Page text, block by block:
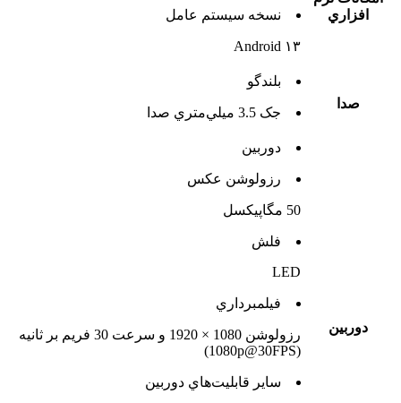
افزاري
نسخه سيستم عامل
Android ۱۳
صدا
بلندگو
جک 3.5 ميلي‌متري صدا
دوربين
دوربين
رزولوشن عکس
50 مگاپیکسل
فلش
LED
فيلمبرداري
رزولوشن 1080 × 1920 و سرعت 30 فریم بر ثانیه
(1080p@30FPS)
ساير قابليت‌هاي دوربين